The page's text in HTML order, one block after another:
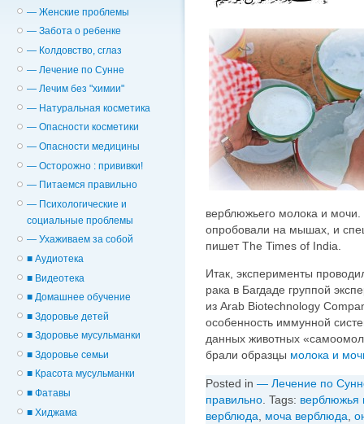
— Женские проблемы
— Забота о ребенке
— Колдовство, сглаз
— Лечение по Сунне
— Лечим без "химии"
— Натуральная косметика
— Опасности косметики
— Опасности медицины
— Осторожно : прививки!
— Питаемся правильно
— Психологические и
cоциальные проблемы
— Ухаживаем за собой
■ Аудиотека
■ Видеотека
■ Домашнее обучение
■ Здоровье детей
■ Здоровье мусульманки
■ Здоровье семьи
■ Красота мусульманки
■ Фатавы
■ Хиджама
верблюжьего молока и
опробовали на мышах, и
пишет The Times of India.
Итак, эксперименты
рака в Багдаде группой
из Arab Biotechnology
особенность иммунной
данных животных
брали образцы молока и
Posted in — Лечение по
правильно. Tags: верблюжья
верблюда, моча верблюда,